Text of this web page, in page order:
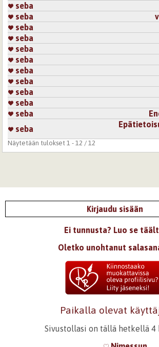
seba
seba
seba
seba
seba
seba
seba
seba
seba
seba
seba
seba
Näytetään tulokset 1 - 12 / 12
Kirjaudu sisään
Ei tunnusta? Luo se
Oletko unohtanut
Paikalla olevat
Sivustollasi on tällä hetkellä 4